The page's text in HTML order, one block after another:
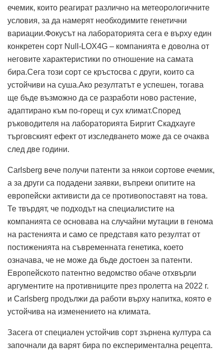
ечемик, които реагират различно на метеорологичните
условия, за да намерят необходимите генетични
вариации.Фокусът на лабораторията сега е върху един
конкретен сорт Null-LOX4G – компанията е доволна от
неговите характеристики по отношение на самата
бира.Сега този сорт се кръстосва с други, които са
устойчиви на суша.Ако резултатът е успешен, тогава
ще бъде възможно да се разработи ново растение,
адаптирано към по-горещ и сух климат.Според
ръководителя на лабораторията Биргит Скадхауге
търговският ефект от изследването може да се очаква
след две години.
Carlsberg вече получи патенти за някои сортове ечемик,
а за други са подадени заявки, въпреки опитите на
европейски активисти да се противопоставят на това.
Те твърдят, че подходът на специалистите на
компанията се основава на случайни мутации в генома
на растенията и само се представя като резултат от
постиженията на съвременната генетика, което
означава, че не може да бъде достоен за патенти.
Европейското патентно ведомство обаче отхвърли
аргументите на противниците през пролетта на 2022 г.
и Carlsberg продължи да работи върху напитка, която е
устойчива на изменението на климата.
Засега от специален устойчив сорт зърнена култура са
започнали да варят бира по експериментална рецепта.